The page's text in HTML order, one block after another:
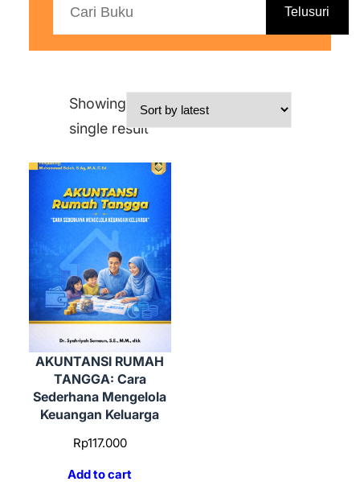
Telusuri
Showing the
single result
AKUNTANSI RUMAH
TANGGA: Cara
Sederhana Mengelola
Keuangan Keluarga
Rp117.000
Add to cart